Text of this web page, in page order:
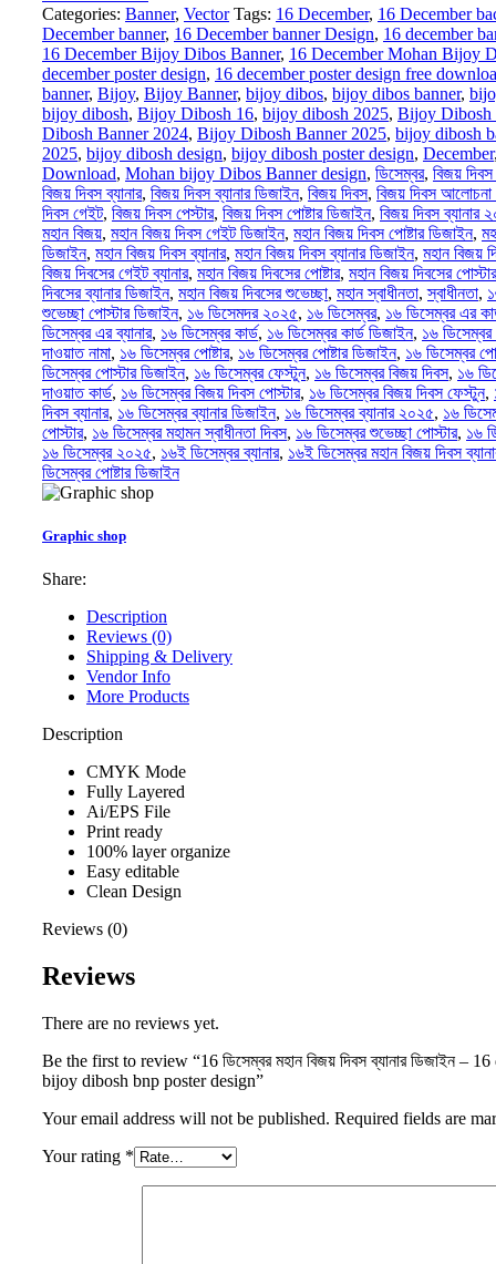
Categories: Banner, Vector Tags: 16 December, 16 December
December banner, 16 December banner Design, 16 december
16 December Bijoy Dibos Banner, 16 December Mohan Bijoy
december poster design, 16 december poster design free
banner, Bijoy, Bijoy Banner, bijoy dibos, bijoy dibos banner,
bijoy dibosh, Bijoy Dibosh 16, bijoy dibosh 2025, Bijoy Dibosh
Dibosh Banner 2024, Bijoy Dibosh Banner 2025, bijoy dibosh
2025, bijoy dibosh design, bijoy dibosh poster design, December
Download, Mohan bijoy Dibos Banner design, ডিসেম্বর, বিজয়
বিজয় দিবস ব্যানার, বিজয় দিবস ব্যানার ডিজাইন, বিজয় দিবস, বিজয় দিবস আলোচনা
দিবস গেইট, বিজয় দিবস পেস্টার, বিজয় দিবস পোষ্টার ডিজাইন, বিজয় দিবস ব্যানার
মহান বিজয়, মহান বিজয় দিবস গেইট ডিজাইন, মহান বিজয় দিবস পোষ্টার ডিজাইন,
ডিজাইন, মহান বিজয় দিবস ব্যানার, মহান বিজয় দিবস ব্যানার ডিজাইন, মহান বিজয়
বিজয় দিবসের গেইট ব্যানার, মহান বিজয় দিবসের পোষ্টার, মহান বিজয় দিবসের
দিবসের ব্যানার ডিজাইন, মহান বিজয় দিবসের শুভেচ্ছা, মহান স্বাধীনতা, স্বাধীনতা,
শুভেচ্ছা পোস্টার ডিজাইন, ১৬ ডিসেমদর ২০২৫, ১৬ ডিসেম্বর, ১৬ ডিসেম্বর এর
ডিসেম্বর এর ব্যানার, ১৬ ডিসেম্বর কার্ড, ১৬ ডিসেম্বর কার্ড ডিজাইন, ১৬
দাওয়াত নামা, ১৬ ডিসেম্বর পোষ্টার, ১৬ ডিসেম্বর পোষ্টার ডিজাইন, ১৬ ডিসেম্বর
ডিসেম্বর পোস্টার ডিজাইন, ১৬ ডিসেম্বর ফেস্টুন, ১৬ ডিসেম্বর বিজয় দিবস, ১৬
দাওয়াত কার্ড, ১৬ ডিসেম্বর বিজয় দিবস পোস্টার, ১৬ ডিসেম্বর বিজয় দিবস ফেস্টুন,
দিবস ব্যানার, ১৬ ডিসেম্বর ব্যানার ডিজাইন, ১৬ ডিসেম্বর ব্যানার ২০২৫, ১৬
পোস্টার, ১৬ ডিসেম্বর মহামন স্বাধীনতা দিবস, ১৬ ডিসেম্বর শুভেচ্ছা পোস্টার, ১৬
১৬ ডিসেম্বর ২০২৫, ১৬ই ডিসেম্বর ব্যানার, ১৬ই ডিসেম্বর মহান বিজয় দিবস
ডিসেম্বর পোষ্টার ডিজাইন
Graphic shop
Share:
Description
Reviews (0)
Shipping & Delivery
Vendor Info
More Products
Description
CMYK Mode
Fully Layered
Ai/EPS File
Print ready
100% layer organize
Easy editable
Clean Design
Reviews (0)
Reviews
There are no reviews yet.
Be the first to review “16 ডিসেম্বর মহান বিজয় দিবস ব্যানার ডিজাইন –
bijoy dibosh bnp poster design”
Your email address will not be published. Required fields are
Your rating *